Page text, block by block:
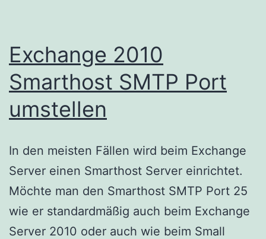
Exchange 2010
Smarthost SMTP Port
umstellen
In den meisten Fällen wird beim Exchange
Server einen Smarthost Server einrichtet.
Möchte man den Smarthost SMTP Port 25
wie er standardmäßig auch beim Exchange
Server 2010 oder auch wie beim Small